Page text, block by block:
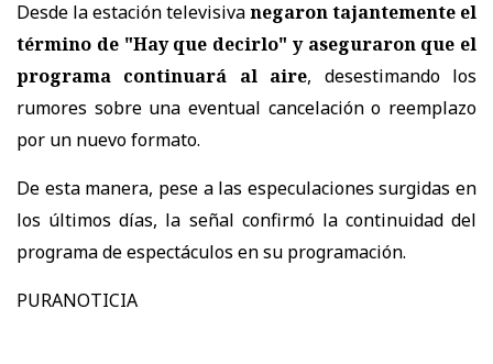
Desde la estación televisivanegaron tajantemente el
término de "Hay que decirlo" y aseguraron que el
programa continuará al aire, desestimando los
rumores sobre una eventual cancelación o reemplazo
por un nuevo formato.
De esta manera, pese a las especulaciones surgidas en
los últimos días, la señal confirmó la continuidad del
programa de espectáculos en su programación.
PURANOTICIA